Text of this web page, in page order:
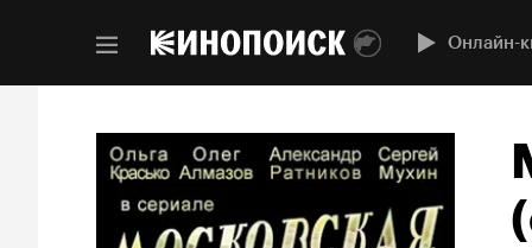
Онлайн-
(